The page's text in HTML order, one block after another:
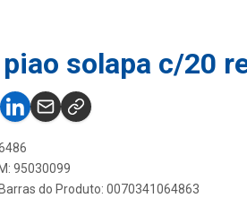
solapa c/20
95030099
do Produto: 0070341064863